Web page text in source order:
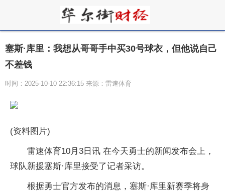
塞斯·库里：我想从哥哥手中买30号球衣，但他说自己
不差钱
时间：2025-10-10 22:36:15 来源：雷速体育
(资料图片)
雷速体育10月3日讯 在今天勇士的新闻发布会上，
球队新援塞斯·库里接受了记者采访。
根据勇士官方发布的消息，塞斯·库里新赛季将身